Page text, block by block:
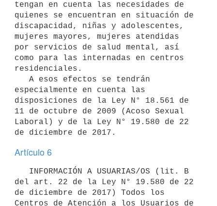
tengan en cuenta las necesidades de
quienes se encuentran en situación de
discapacidad, niñas y adolescentes,
mujeres mayores, mujeres atendidas
por servicios de salud mental, así
como para las internadas en centros
residenciales.
especialmente en cuenta las
disposiciones de la Ley N° 18.561 de
11 de octubre de 2009 (Acoso Sexual
Laboral) y de la Ley N° 19.580 de 22
Artículo 6
del art. 22 de la Ley N° 19.580 de 22
de diciembre de 2017) Todos los
Centros de Atención a los Usuarios de